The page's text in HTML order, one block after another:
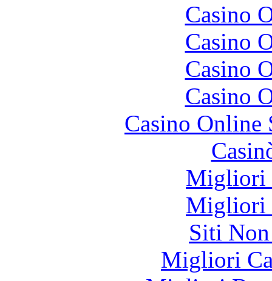
Casino
Casino
Casino
Casino
Casino
Migliori
Migliori
Siti
Migliori